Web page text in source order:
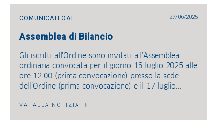
COMUNICATI OAT 27/06/2025
Assemblea di Bilancio
Gli iscritti all'Ordine sono invitati all’Assemblea
ordinaria convocata per il giorno 16 luglio 2025 alle
ore 12.00 (prima convocazione) presso la sede
dell’Ordine (prima convocazione) e il 17 luglio...
VAI ALLA NOTIZIA